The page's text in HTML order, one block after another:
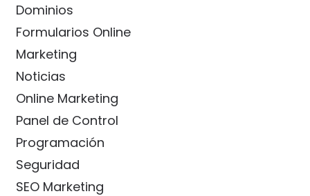
Dominios
Formularios Online
Marketing
Noticias
Online Marketing
Panel de Control
Programación
Seguridad
SEO Marketing